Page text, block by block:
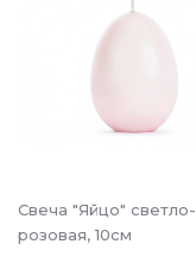
Свеча "Яйцо" светло-
розовая, 10см